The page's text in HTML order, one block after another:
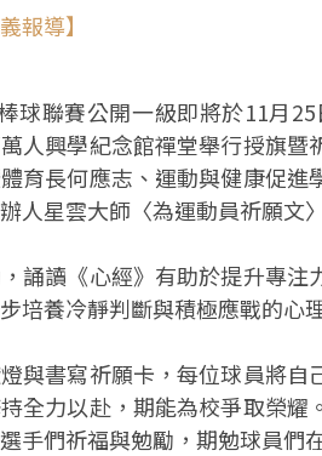
報導】
球聯賽公開一級即將於11月
人興學紀念館禪堂舉行授旗
育長何應志、運動與健康促
人星雲大師〈為運動員祈願文
誦讀《心經》有助於提升專
培養冷靜判斷與積極應戰的心
與書寫祈願卡，每位球員將
全力以赴，期能為校爭取榮
手們祈福與勉勵，期勉球員們